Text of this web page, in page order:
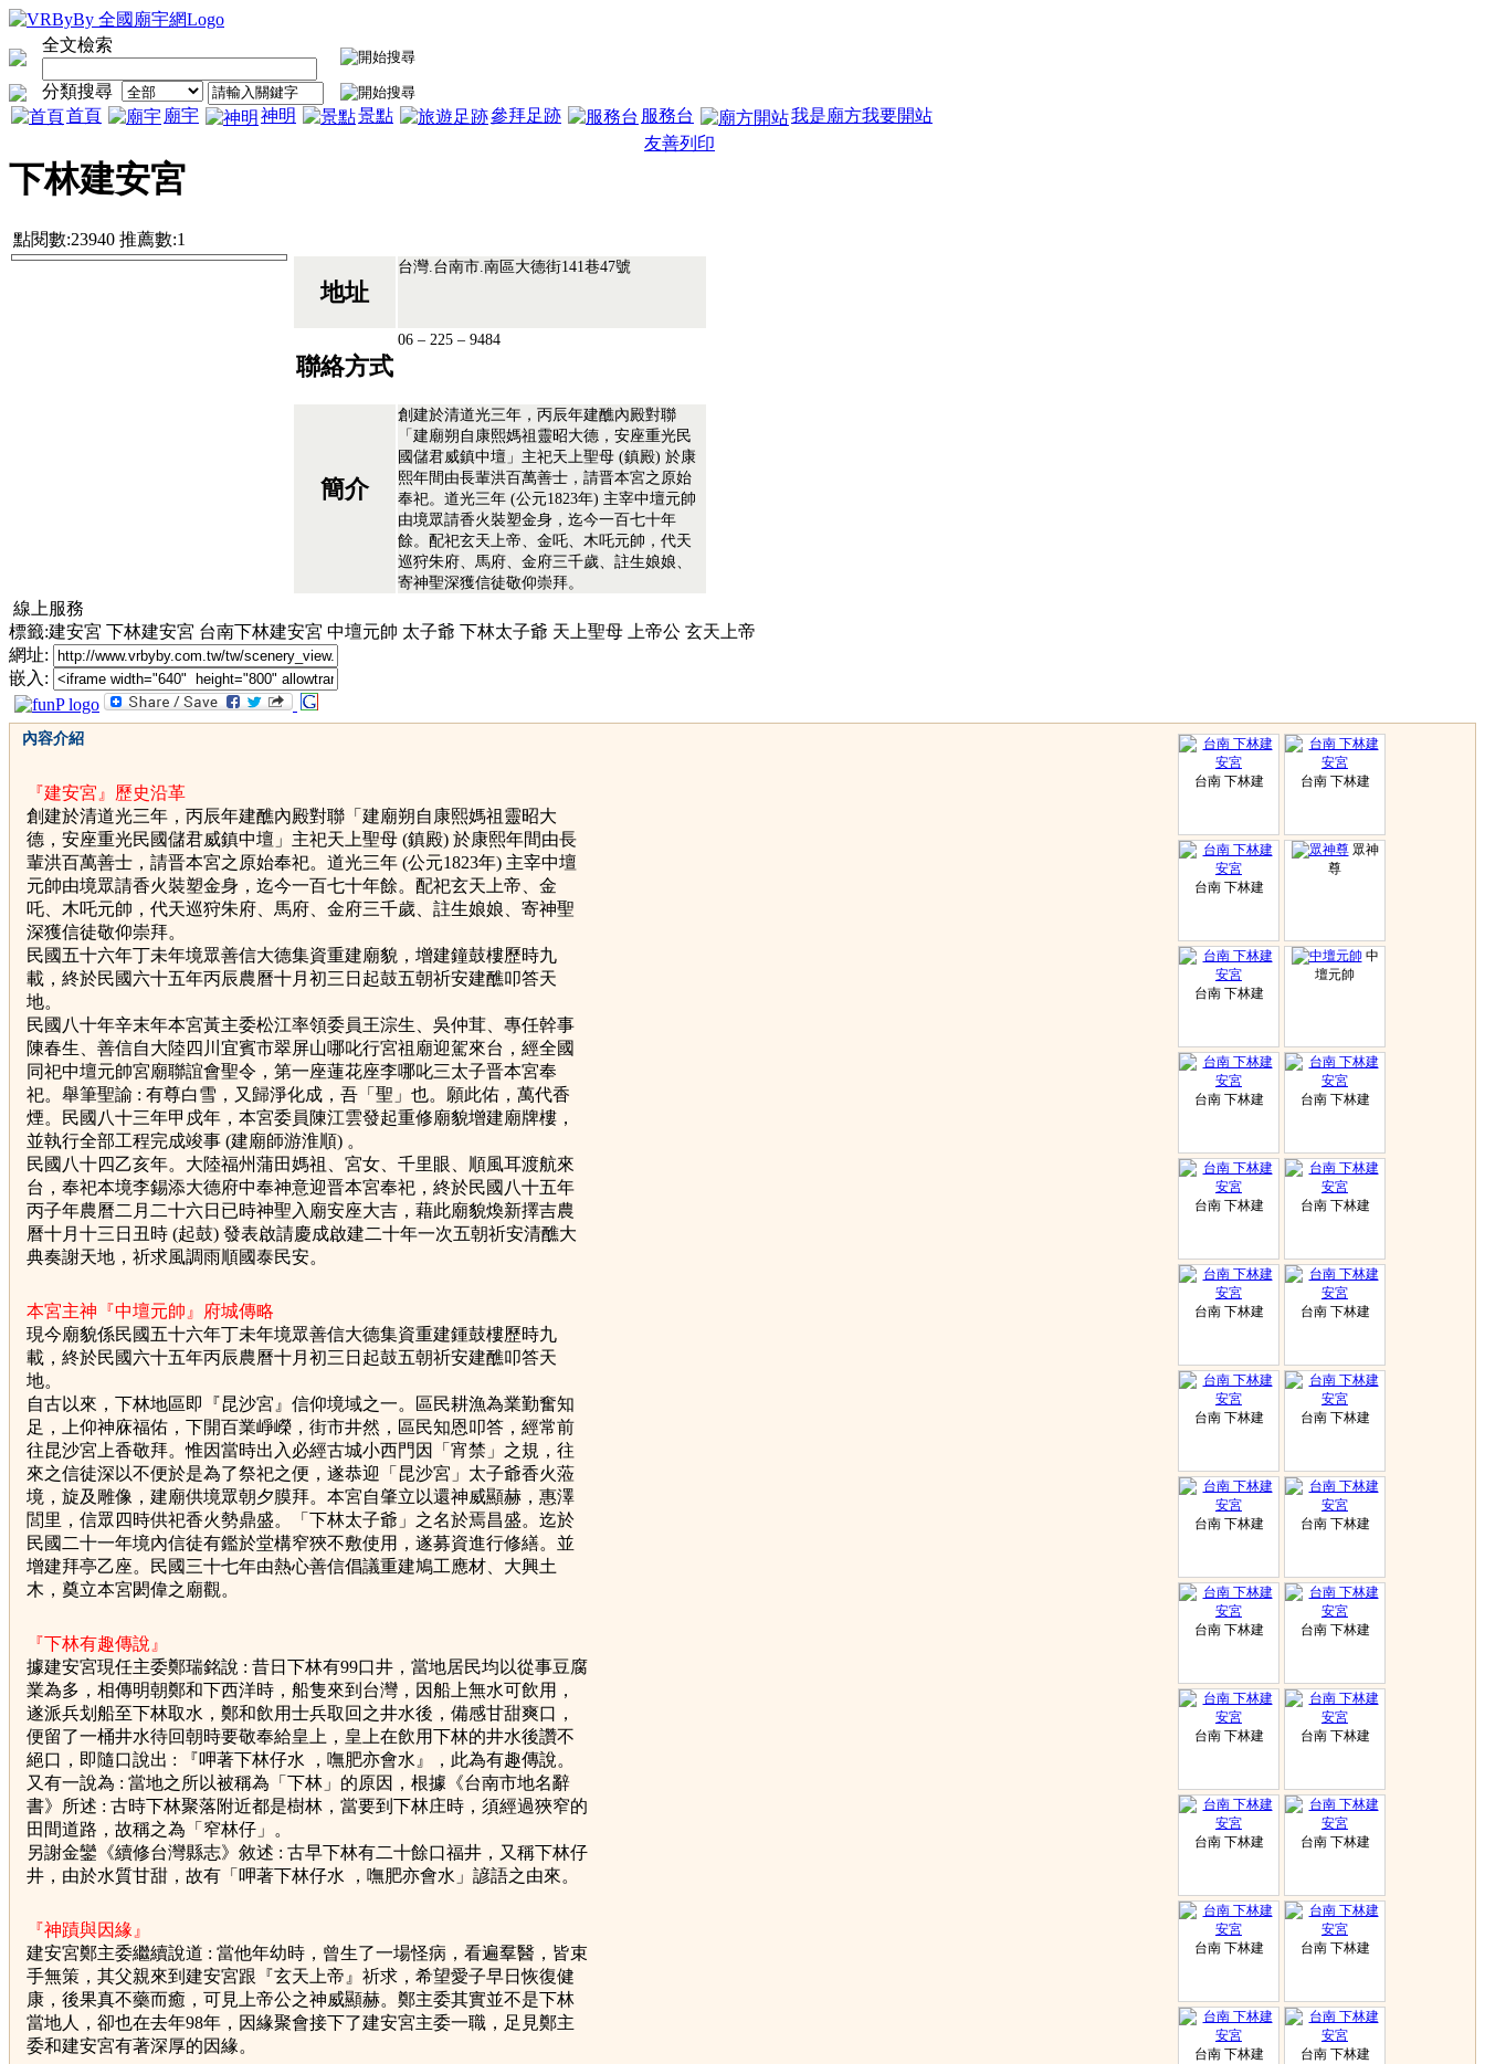
全文檢索
分類搜尋
首頁
廟宇 神明 景點 參拜足跡 服務台 我是廟方我要開站
下林建安宮
點閱數:23940 推薦數:1
友善列印
地址
台灣.台南市.南區大德街141巷47號
聯絡方式
06 – 225 – 9484
簡介
創建於清道光三年，丙辰年建醮內殿對聯
「建廟朔自康熙媽祖靈昭大德，安座重光民
國儲君威鎮中壇」主祀天上聖母 (鎮殿) 於康
熙年間由長輩洪百萬善士，請晋本宮之原始
奉祀。道光三年 (公元1823年) 主宰中壇元帥
由境眾請香火裝塑金身，迄今一百七十年
餘。配祀玄天上帝、金吒、木吒元帥，代天
巡狩朱府、馬府、金府三千歲、註生娘娘、
寄神聖深獲信徒敬仰崇拜。
線上服務
標籤:建安宮 下林建安宮 台南下林建安宮 中壇元帥 太子爺 下林太子爺 天上聖母 上帝公 玄天上帝
網址:
嵌入:
內容介紹
『建安宮』歷史沿革
創建於清道光三年，丙辰年建醮內殿對聯「建廟朔自康熙媽祖靈昭大
德，安座重光民國儲君威鎮中壇」主祀天上聖母 (鎮殿) 於康熙年間由長
輩洪百萬善士，請晋本宮之原始奉祀。道光三年 (公元1823年) 主宰中壇
元帥由境眾請香火裝塑金身，迄今一百七十年餘。配祀玄天上帝、金
吒、木吒元帥，代天巡狩朱府、馬府、金府三千歲、註生娘娘、寄神聖
深獲信徒敬仰崇拜。
民國五十六年丁未年境眾善信大德集資重建廟貌，增建鐘鼓樓歷時九
載，終於民國六十五年丙辰農曆十月初三日起鼓五朝祈安建醮叩答天
地。
民國八十年辛末年本宮黃主委松江率領委員王淙生、吳仲茸、專任幹事
陳春生、善信自大陸四川宜賓市翠屏山哪叱行宮祖廟迎駕來台，經全國
同祀中壇元帥宮廟聯誼會聖令，第一座蓮花座李哪叱三太子晋本宮奉
祀。舉筆聖諭 : 有尊白雪，又歸淨化成，吾「聖」也。願此佑，萬代香
煙。民國八十三年甲戍年，本宮委員陳江雲發起重修廟貌增建廟牌樓，
並執行全部工程完成竣事 (建廟師游淮順) 。
民國八十四乙亥年。大陸福州蒲田媽祖、宮女、千里眼、順風耳渡航來
台，奉祀本境李錫添大德府中奉神意迎晋本宮奉祀，終於民國八十五年
丙子年農曆二月二十六日已時神聖入廟安座大吉，藉此廟貌煥新擇吉農
曆十月十三日丑時 (起鼓) 發表啟請慶成啟建二十年一次五朝祈安清醮大
典奏謝天地，祈求風調雨順國泰民安。
本宮主神『中壇元帥』府城傳略
現今廟貌係民國五十六年丁未年境眾善信大德集資重建鍾鼓樓歷時九
載，終於民國六十五年丙辰農曆十月初三日起鼓五朝祈安建醮叩答天
地。
自古以來，下林地區即『昆沙宮』信仰境域之一。區民耕漁為業勤奮知
足，上仰神庥福佑，下開百業崢嶸，街市井然，區民知恩叩答，經常前
往昆沙宮上香敬拜。惟因當時出入必經古城小西門因「宵禁」之規，往
來之信徒深以不便於是為了祭祀之便，遂恭迎「昆沙宮」太子爺香火蒞
境，旋及雕像，建廟供境眾朝夕膜拜。本宮自肇立以還神威顯赫，惠澤
閭里，信眾四時供祀香火勢鼎盛。「下林太子爺」之名於焉昌盛。迄於
民國二十一年境內信徒有鑑於堂構窄狹不敷使用，遂募資進行修繕。並
增建拜亭乙座。民國三十七年由熱心善信倡議重建鳩工應材、大興土
木，奠立本宮閎偉之廟觀。
『下林有趣傳說』
據建安宮現任主委鄭瑞銘說 : 昔日下林有99口井，當地居民均以從事豆腐
業為多，相傳明朝鄭和下西洋時，船隻來到台灣，因船上無水可飲用，
遂派兵划船至下林取水，鄭和飲用士兵取回之井水後，備感甘甜爽口，
便留了一桶井水待回朝時要敬奉給皇上，皇上在飲用下林的井水後讚不
絕口，即隨口說出 : 『呷著下林仔水 ，嘸肥亦會水』，此為有趣傳說。
又有一說為 : 當地之所以被稱為「下林」的原因，根據《台南市地名辭
書》所述 : 古時下林聚落附近都是樹林，當要到下林庄時，須經過狹窄的
田間道路，故稱之為「窄林仔」。
另謝金鑾《續修台灣縣志》敘述 : 古早下林有二十餘口福井，又稱下林仔
井，由於水質甘甜，故有「呷著下林仔水 ，嘸肥亦會水」諺語之由來。
『神蹟與因緣』
建安宮鄭主委繼續說道 : 當他年幼時，曾生了一場怪病，看遍羣醫，皆束
手無策，其父親來到建安宮跟『玄天上帝』祈求，希望愛子早日恢復健
康，後果真不藥而癒，可見上帝公之神威顯赫。鄭主委其實並不是下林
當地人，卻也在去年98年，因緣聚會接下了建安宮主委一職，足見鄭主
委和建安宮有著深厚的因緣。
台南 下林建 台南 下林建
台南 下林建
眾神
尊
台南 下林建
中
壇元帥
台南 下林建 台南 下林建
台南 下林建 台南 下林建
台南 下林建 台南 下林建
台南 下林建 台南 下林建
台南 下林建 台南 下林建
台南 下林建 台南 下林建
台南 下林建 台南 下林建
台南 下林建 台南 下林建
台南 下林建 台南 下林建
台南 下林建 台南 下林建